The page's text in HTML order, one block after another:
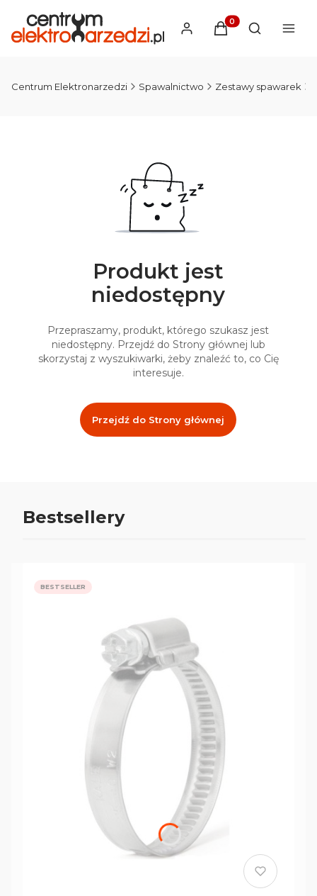
Produkty w
Otwórz
Centrum Elektronarzedzi Spawalnictwo Zestawy spawarek
Produkt jest
niedostępny
Przepraszamy, produkt, którego szukasz jest
niedostępny. Przejdź do Strony głównej lub
skorzystaj z wyszukiwarki, żeby znaleźć to, co Cię
interesuje.
Przejdź do Strony głównej
Bestsellery
BESTSELLER